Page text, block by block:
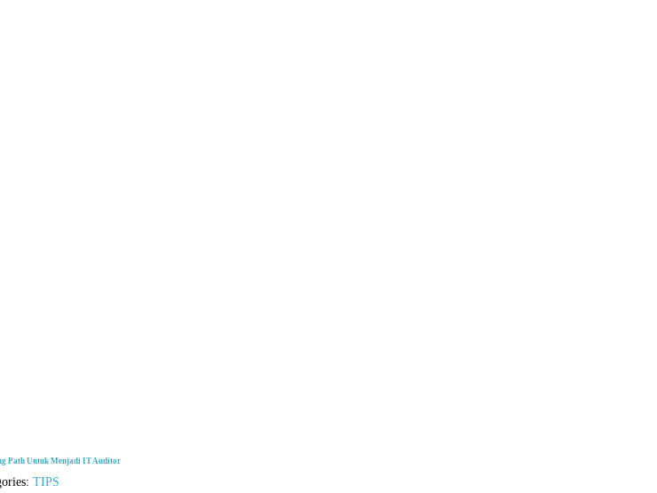
Path Untuk Menjadi IT Auditor
TIPS